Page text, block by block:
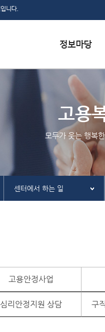
서식자료실
채용정보
인재정보
관련사이트
고용
모두가 웃는 행복
센터에서 하는 일
고용안정사업
심리안정지원 상담 구